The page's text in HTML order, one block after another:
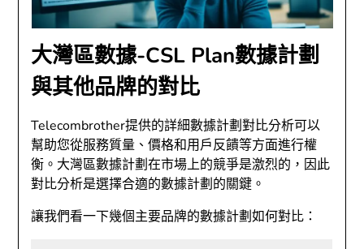
大灣區數據-CSL Plan數據計劃
與其他品牌的對比
Telecombrother提供的詳細數據計劃對比分析可以
幫助您從服務質量、價格和用戶反饋等方面進行權
衡。大灣區數據計劃在市場上的競爭是激烈的，因此
對比分析是選擇合適的數據計劃的關鍵。
讓我們看一下幾個主要品牌的數據計劃如何對比：